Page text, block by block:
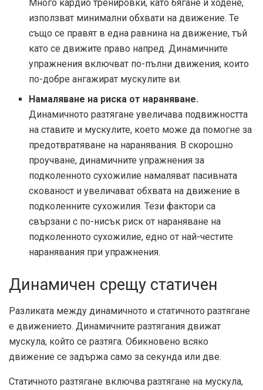
Много кардио тренировки, като бягане и ходене,
използват минимални обхвати на движение. Те
също се правят в една равнина на движение, тъй
като се движите право напред. Динамичните
упражнения включват по-пълни движения, които
по-добре ангажират мускулите ви.
Намаляване на риска от нараняване.
Динамичното разтягане увеличава подвижността
на ставите и мускулите, което може да помогне за
предотвратяване на наранявания. Вскорошно
проучване, динамичните упражнения за
подколенното сухожилие намаляват пасивната
скованост и увеличават обхвата на движение в
подколенните сухожилия. Тези фактори са
свързани с по-нисък риск от нараняване на
подколенното сухожилие, едно от най-честите
наранявания при упражнения.
Динамичен срещу статичен
Разликата между динамичното и статичното разтягане
е движението. Динамичните разтягания движат
мускула, който се разтяга. Обикновено всяко
движение се задържа само за секунда или две.
Статичното разтягане включва разтягане на мускула,